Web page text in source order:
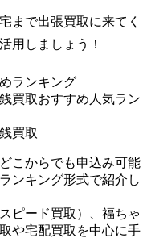
まで出張買取に来てく
用しましょう！
ランキング
買取おすすめ人気ラン
こからでも申込み可能
ンキング形式で紹介し
ピード買取）、福ちゃ
や宅配買取を中心に手